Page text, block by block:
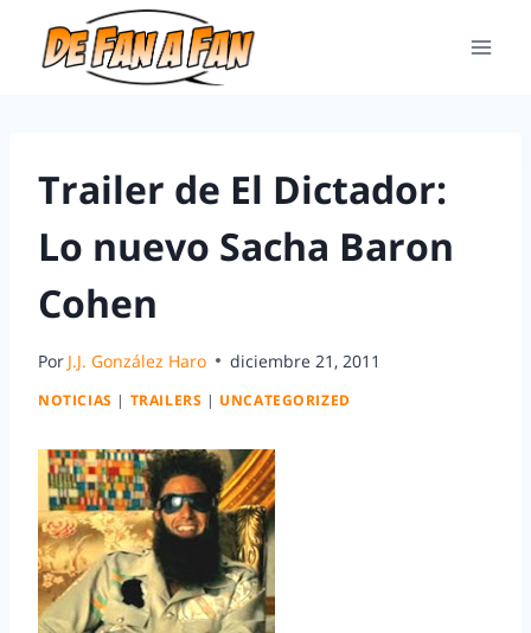
Trailer de El Dictador:
Lo nuevo Sacha Baron
Cohen
Por J.J. González Haro diciembre 21, 2011
NOTICIAS | TRAILERS | UNCATEGORIZED